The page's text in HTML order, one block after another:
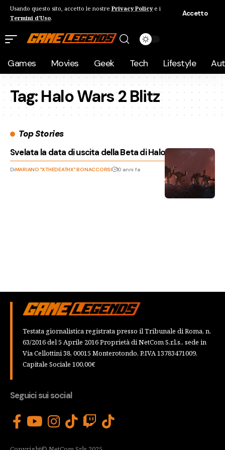
Usando questo sito, accetto le nostre Privacy Policye i
Termini d'Uso.
Accetto
Games Movies Geek Tech Lifestyle
Tag:Halo Wars 2 Blitz
Top Stories
Svelata la data di uscita della Beta di Halo Wars 2 Blitz!
DiMARIANO "XTHEDEATHX" BONACCORSI 10 anni fa
Testata giornalistica registrata presso il Tribunale di Roma, n.
63/2016 del 5 Aprile 2016 Proprietà di NetCom S.r.l.s., sede in
Via Cellottini 38, 00015 Monterotondo, P.IVA 13783471009,
Capitale Sociale 100,00€
Seguici sui social